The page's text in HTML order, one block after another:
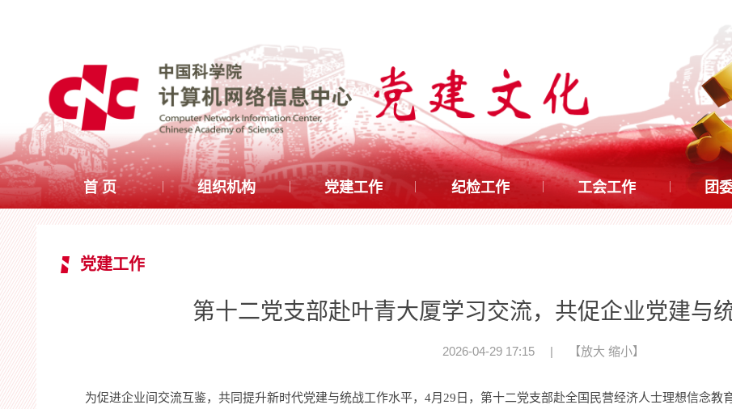
首 页 组织机构 党建工作 纪检工作 工会工作 团
党建工作
第十二党支部赴叶青大厦学习交流，共促企业党建与
2026-04-29 17:15 | 【放大 缩小】
为促进企业间交流互鉴，共同提升新时代党建与统战工作水平，4月29日，第十二党支部赴全国民营经济人士理想信念